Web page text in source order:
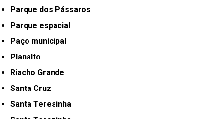
Parque dos Pássaros
Parque espacial
Paço municipal
Planalto
Riacho Grande
Santa Cruz
Santa Teresinha